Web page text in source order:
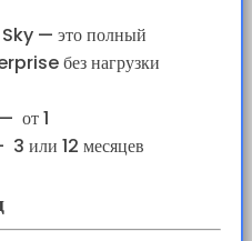
— это полный
без нагрузки
— от 1
3 или 12 месяцев